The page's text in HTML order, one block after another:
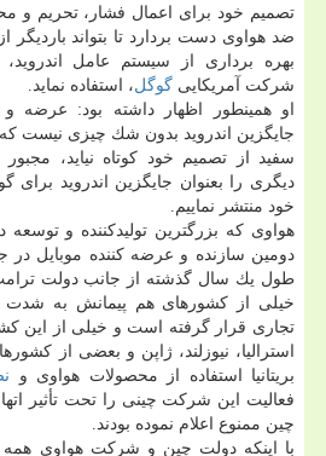
تصمیم خود برای اعمال فشار، تحریم و
ضد هواوی دست بردارد تا بتواند
بهره برداری از سیستم عامل
شركت آمریكایی گوگل، استفاده نماید.
او همینطور اظهار داشته بود: عرضه
جایگزین اندروید بدون شك چیزی نیست كه
سفید از تصمیم خود كوتاه نیاید،
دیگری را بعنوان جایگزین اندروید
خود منتشر نماییم.
هواوی كه بزرگترین تولیدكننده و توسعه
دومین سازنده و عرضه كننده موبایل در
طول یك سال گذشته از جانب دولت
خیلی از كشورهای هم پیمانش به
تجاری قرار گرفته است و خیلی از این
استرالیا، نیوزلند، ژاپن و بعضی از
بریتانیا استفاده از محصولات هواوی و
فعالیت این شركت چینی را تحت تأثیر
چین ممنوع اعلام نموده بودند.
با اینكه دولت چین و شركت هواوی همه